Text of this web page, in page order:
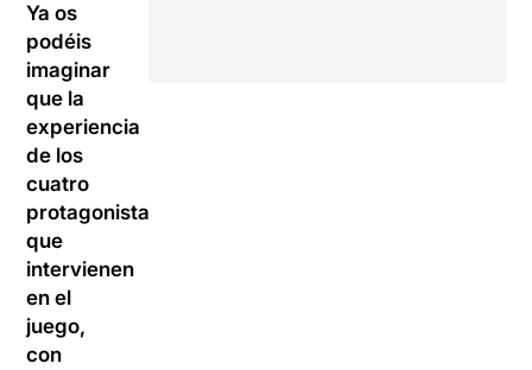
Ya os
podéis
imaginar
que la
experiencia
de los
cuatro
protagonistas
que
intervienen
en el
juego,
con